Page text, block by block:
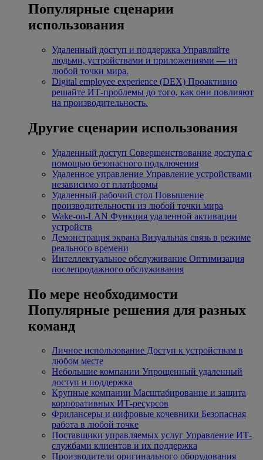
Популярные сценарии
использования
Удаленный доступ и поддержка Управляйте
людьми, устройствами и приложениями — из
любой точки мира.
Digital employee experience (DEX) Проактивно
решайте ИТ-проблемы до того, как они повлияют
на производительность.
Другие сценарии использования
Удаленный доступ Совершенствование доступа с
помощью безопасного подключения
Удаленное управление Управление устройствами
независимо от платформы
Удаленный рабочий стол Повышение
производительности из любой точки мира
Wake-on-LAN Функция удаленной активации
устройств
Демонстрация экрана Визуальная связь в режиме
реального времени
Интеллектуальное обслуживание Оптимизация
послепродажного обслуживания
По мере необходимости
Популярные решения для разных
команд
Личное использование Доступ к устройствам в
любом месте
Небольшие компании Упрощенный удаленный
доступ и поддержка
Крупные компании Масштабирование и защита
корпоративных ИТ-ресурсов
Фрилансеры и цифровые кочевники Безопасная
работа в любой точке
Поставщики управляемых услуг Управление ИТ-
службами клиентов и их поддержка
Производители оригинального оборудования